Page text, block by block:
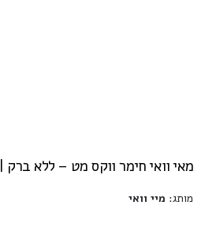
מאי וואי חימר ווקס מט – ללא ברק | 250 מ"ל
מותג: מיי וואי